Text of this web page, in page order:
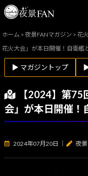
ホーム >夜景FANマガジン >花火
花火大会」が本日開催！自衛艦
▶ マガジントップ
【2024】第
会」が本日開催！
2024年07月20日 夜